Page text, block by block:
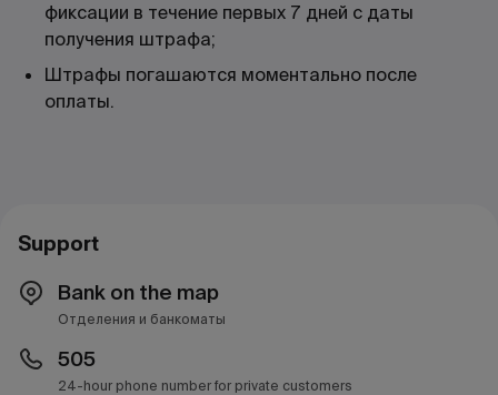
фиксации в течение первых 7 дней с даты
получения штрафа;
Штрафы погашаются моментально после
оплаты.
Support
Bank on the map
Отделения и банкоматы
505
24-hour phone number for private customers